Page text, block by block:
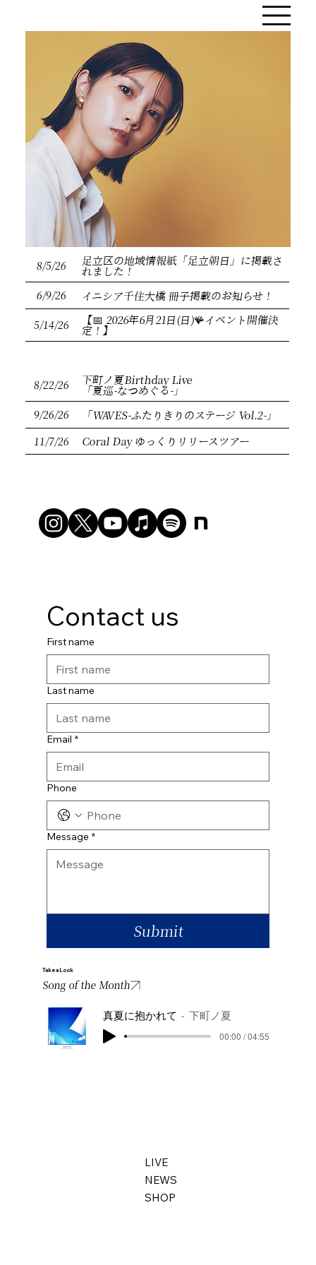
8/5/26
足立区の地域情報紙「足立朝日」に掲載さ
れました！
6/9/26 イニシア千住大橋 冊子掲載のお知らせ！
5/14/26
【📅 2026年6月21日(日)🪸イベント開催決
定！】
8/22/26
下町ノ夏Birthday Live
「夏巡-なつめぐる-」
9/26/26 「WAVES-ふたりきりのステージ Vol.2-」
11/7/26 Coral Day ゆっくりリリースツアー
Contact us
First name
Last name
Email *
Phone
Message *
Submit
Take a Look
Song of the Month
真夏に抱かれて
下町ノ夏
00:00 / 04:55
LIVE
NEWS
SHOP